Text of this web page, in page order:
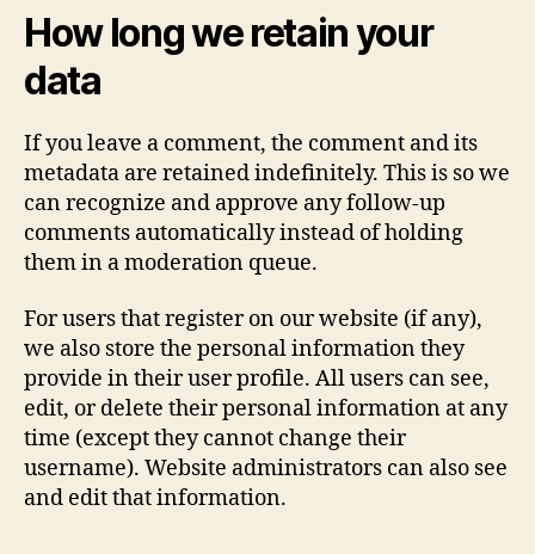
How long we retain your
data
If you leave a comment, the comment and its
metadata are retained indefinitely. This is so we
can recognize and approve any follow-up
comments automatically instead of holding
them in a moderation queue.
For users that register on our website (if any),
we also store the personal information they
provide in their user profile. All users can see,
edit, or delete their personal information at any
time (except they cannot change their
username). Website administrators can also see
and edit that information.